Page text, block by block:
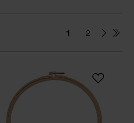
1 2
Stickring 21,5cm